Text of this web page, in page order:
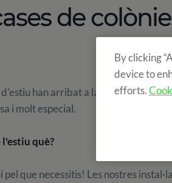
de
han arribat a la seva fi i amb
i molt especial.
l'estiu què?
pel que necessitis! Les nostres
By clicking
device to
efforts.